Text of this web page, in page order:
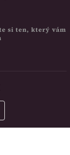
si ten, který vám